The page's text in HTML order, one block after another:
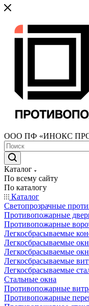
ООО ПФ «ИНОКС
Каталог
По всему сайту
По каталогу
Каталог
Светопрозрачные
Противопожарные
Противопожарные
Легкосбрасываемые
Легкосбрасываемые
Легкосбрасываемые
Легкосбрасываемые
Легкосбрасываемые
Стальные окна
Противопожарные
Противопожарные